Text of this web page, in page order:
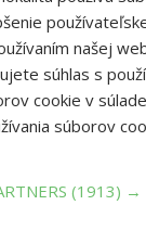
,90 €
,19
našej
súhlas s
cookie v
súborov
(1913) →